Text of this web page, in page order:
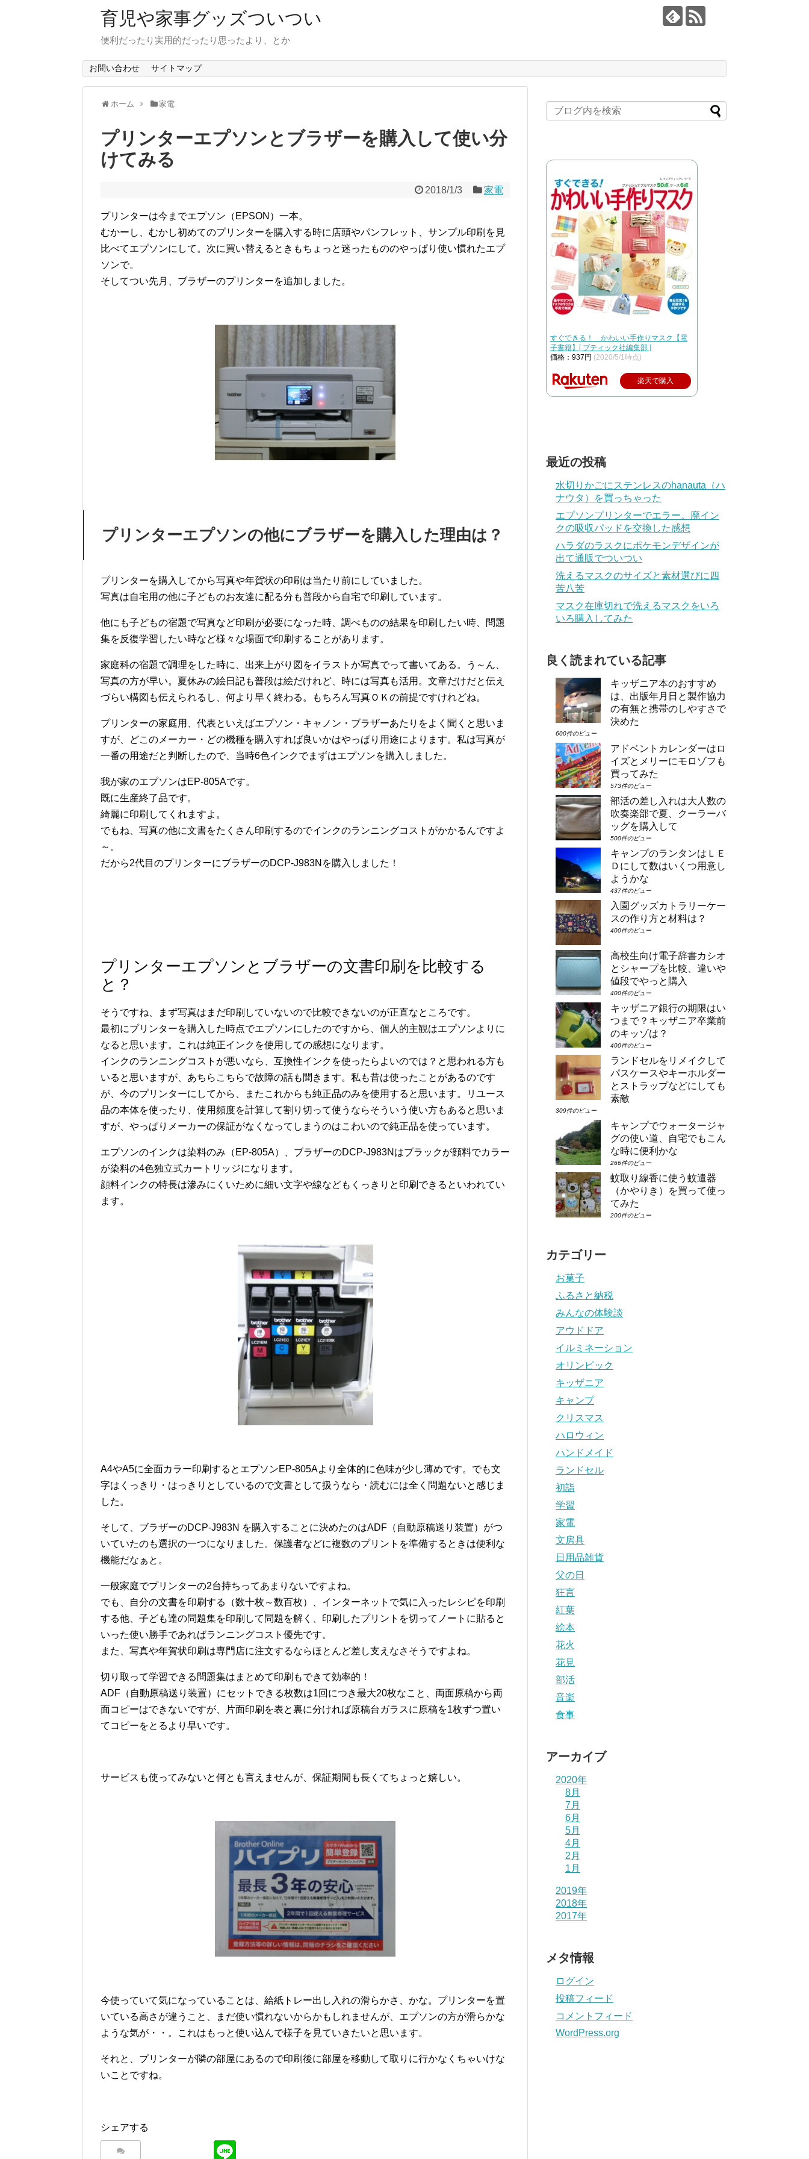
育児や家事グッズついつい
便利だったり実用的だったり思ったより、とか
お問い合わせ サイトマップ
ホーム 家電
プリンターエプソンとブラザーを購入して使い分
けてみる
2018/1/3 家電
プリンターは今までエプソン（EPSON）一本。
むかーし、むかし初めてのプリンターを購入する時に店頭やパンフレット、サンプル印刷を見
比べてエプソンにして。次に買い替えるときもちょっと迷ったもののやっぱり使い慣れたエプ
ソンで。
そしてつい先月、ブラザーのプリンターを追加しました。
プリンターエプソンの他にブラザーを購入した理由は？
プリンターを購入してから写真や年賀状の印刷は当たり前にしていました。
写真は自宅用の他に子どものお友達に配る分も普段から自宅で印刷しています。
他にも子どもの宿題で写真など印刷が必要になった時、調べものの結果を印刷したい時、問題
集を反復学習したい時など様々な場面で印刷することがあります。
家庭科の宿題で調理をした時に、出来上がり図をイラストか写真でって書いてある。う～ん、
写真の方が早い。夏休みの絵日記も普段は絵だけれど、時には写真も活用。文章だけだと伝え
づらい構図も伝えられるし、何より早く終わる。もちろん写真ＯＫの前提ですけれどね。
プリンターの家庭用、代表といえばエプソン・キャノン・ブラザーあたりをよく聞くと思いま
すが、どこのメーカー・どの機種を購入すれば良いかはやっぱり用途によります。私は写真が
一番の用途だと判断したので、当時6色インクでまずはエプソンを購入しました。
我が家のエプソンはEP-805Aです。
既に生産終了品です。
綺麗に印刷してくれますよ。
でもね、写真の他に文書をたくさん印刷するのでインクのランニングコストがかかるんですよ
～。
だから2代目のプリンターにブラザーのDCP-J983Nを購入しました！
プリンターエプソンとブラザーの文書印刷を比較する
と？
そうですね、まず写真はまだ印刷していないので比較できないのが正直なところです。
最初にプリンターを購入した時点でエプソンにしたのですから、個人的主観はエプソンよりに
なると思います。これは純正インクを使用しての感想になります。
インクのランニングコストが悪いなら、互換性インクを使ったらよいのでは？と思われる方も
いると思いますが、あちらこちらで故障の話も聞きます。私も昔は使ったことがあるのです
が、今のプリンターにしてから、またこれからも純正品のみを使用すると思います。リユース
品の本体を使ったり、使用頻度を計算して割り切って使うならそういう使い方もあると思いま
すが、やっぱりメーカーの保証がなくなってしまうのはこわいので純正品を使っています。
エプソンのインクは染料のみ（EP-805A）、ブラザーのDCP-J983Nはブラックが顔料でカラー
が染料の4色独立式カートリッジになります。
顔料インクの特長は滲みにくいために細い文字や線などもくっきりと印刷できるといわれてい
ます。
A4やA5に全面カラー印刷するとエプソンEP-805Aより全体的に色味が少し薄めです。でも文
字はくっきり・はっきりとしているので文書として扱うなら・読むには全く問題ないと感じま
した。
そして、ブラザーのDCP-J983N を購入することに決めたのはADF（自動原稿送り装置）がつ
いていたのも選択の一つになりました。保護者などに複数のプリントを準備するときは便利な
機能だなぁと。
一般家庭でプリンターの2台持ちってあまりないですよね。
でも、自分の文書を印刷する（数十枚～数百枚）、インターネットで気に入ったレシピを印刷
する他、子ども達の問題集を印刷して問題を解く、印刷したプリントを切ってノートに貼ると
いった使い勝手であればランニングコスト優先です。
また、写真や年賀状印刷は専門店に注文するならほとんど差し支えなさそうですよね。
切り取って学習できる問題集はまとめて印刷もできて効率的！
ADF（自動原稿送り装置）にセットできる枚数は1回につき最大20枚なこと、両面原稿から両
面コピーはできないですが、片面印刷を表と裏に分ければ原稿台ガラスに原稿を1枚ずつ置い
てコピーをとるより早いです。
サービスも使ってみないと何とも言えませんが、保証期間も長くてちょっと嬉しい。
今使っていて気になっていることは、給紙トレー出し入れの滑らかさ、かな。プリンターを置
いている高さが違うこと、まだ使い慣れないからかもしれませんが、エプソンの方が滑らかな
ような気が・・。これはもっと使い込んで様子を見ていきたいと思います。
それと、プリンターが隣の部屋にあるので印刷後に部屋を移動して取りに行かなくちゃいけな
いことですね。
シェアする
すぐできる！ かわいい手作りマスク【電
子書籍】[ ブティック社編集部 ]
価格：937円 (2020/5/1時点)
楽天で購入
最近の投稿
水切りかごにステンレスのhanauta（ハ
ナウタ）を買っちゃった
エプソンプリンターでエラー。廃イン
クの吸収パッドを交換した感想
ハラダのラスクにポケモンデザインが
出て通販でついつい
洗えるマスクのサイズと素材選びに四
苦八苦
マスク在庫切れで洗えるマスクをいろ
いろ購入してみた
良く読まれている記事
キッザニア本のおすすめ
は、出版年月日と製作協力
の有無と携帯のしやすさで
決めた
600件のビュー
アドベントカレンダーはロ
イズとメリーにモロゾフも
買ってみた
573件のビュー
部活の差し入れは大人数の
吹奏楽部で夏、クーラーバ
ッグを購入して
500件のビュー
キャンプのランタンはＬＥ
Ｄにして数はいくつ用意し
ようかな
437件のビュー
入園グッズカトラリーケー
スの作り方と材料は？
400件のビュー
高校生向け電子辞書カシオ
とシャープを比較、違いや
値段でやっと購入
400件のビュー
キッザニア銀行の期限はい
つまで？キッザニア卒業前
のキッゾは？
400件のビュー
ランドセルをリメイクして
パスケースやキーホルダー
とストラップなどにしても
素敵
309件のビュー
キャンプでウォータージャ
グの使い道、自宅でもこん
な時に便利かな
266件のビュー
蚊取り線香に使う蚊遣器
（かやりき）を買って使っ
てみた
200件のビュー
カテゴリー
お菓子
ふるさと納税
みんなの体験談
アウドドア
イルミネーション
オリンピック
キッザニア
キャンプ
クリスマス
ハロウィン
ハンドメイド
ランドセル
初詣
学習
家電
文房具
日用品雑貨
父の日
狂言
紅葉
絵本
花火
花見
部活
音楽
食事
アーカイブ
2020年
8月
7月
6月
5月
4月
2月
1月
2019年
2018年
2017年
メタ情報
ログイン
投稿フィード
コメントフィード
WordPress.org